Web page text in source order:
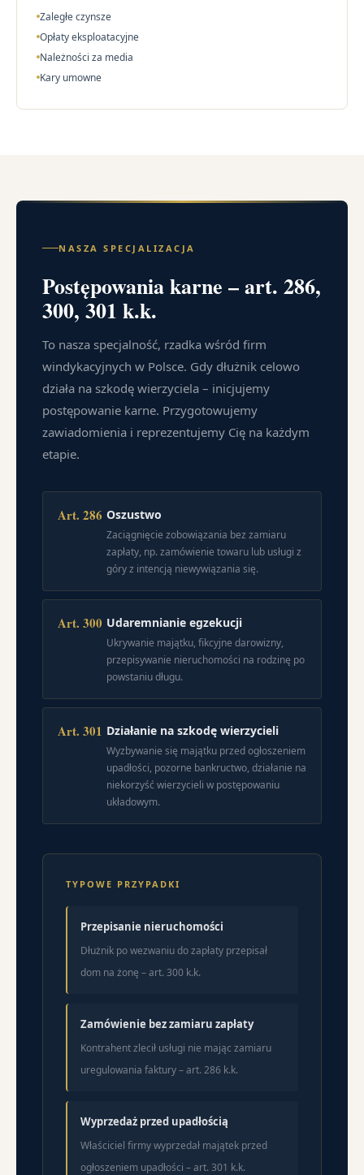
Zaległe czynsze
Opłaty eksploatacyjne
Należności za media
Kary umowne
NASZA SPECJALIZACJA
Postępowania karne – art. 286,
300, 301 k.k.
To nasza specjalność, rzadka wśród firm
windykacyjnych w Polsce. Gdy dłużnik celowo
działa na szkodę wierzyciela – inicjujemy
postępowanie karne. Przygotowujemy
zawiadomienia i reprezentujemy Cię na każdym
etapie.
Art. 286 Oszustwo
Zaciągnięcie zobowiązania bez zamiaru
zapłaty, np. zamówienie towaru lub usługi z
góry z intencją niewywiązania się.
Art. 300 Udaremnianie egzekucji
Ukrywanie majątku, fikcyjne darowizny,
przepisywanie nieruchomości na rodzinę po
powstaniu długu.
Art. 301 Działanie na szkodę wierzycieli
Wyzbywanie się majątku przed ogłoszeniem
upadłości, pozorne bankructwo, działanie na
niekorzyść wierzycieli w postępowaniu
układowym.
TYPOWE PRZYPADKI
Przepisanie nieruchomości
Dłużnik po wezwaniu do zapłaty przepisał
dom na żonę – art. 300 k.k.
Zamówienie bez zamiaru zapłaty
Kontrahent zlecił usługi nie mając zamiaru
uregulowania faktury – art. 286 k.k.
Wyprzedaż przed upadłością
Właściciel firmy wyprzedał majątek przed
ogłoszeniem upadłości – art. 301 k.k.